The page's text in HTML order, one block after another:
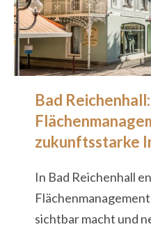
Bad
zukunftsstarke
In Bad Reichenhall
sichtbar macht und